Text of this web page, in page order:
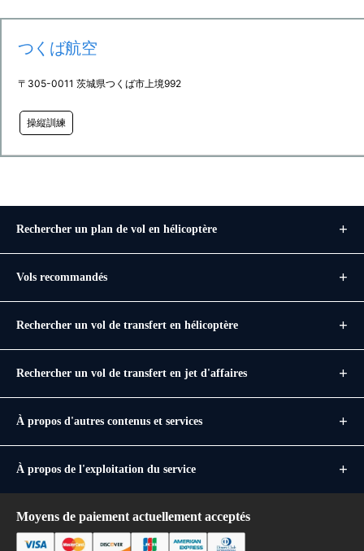
つくば航空
〒305-0011 茨城県つくば市上境992
操縦訓練
Rechercher un plan de vol en hélicoptère
Vols recommandés
Rechercher un vol de transfert en hélicoptère
Rechercher un vol de transfert en jet d'affaires
À propos d'autres contenus et services
À propos de l'exploitation du service
Moyens de paiement actuellement acceptés